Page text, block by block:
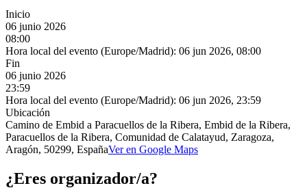
Inicio
06 junio 2026
08:00
Hora local del evento (Europe/Madrid): 06 jun 2026, 08:00
Fin
06 junio 2026
23:59
Hora local del evento (Europe/Madrid): 06 jun 2026, 23:59
Ubicación
Camino de Embid a Paracuellos de la Ribera, Embid de la Ribera,
Paracuellos de la Ribera, Comunidad de Calatayud, Zaragoza,
Aragón, 50299, EspañaVer en Google Maps
¿Eres organizador/a?